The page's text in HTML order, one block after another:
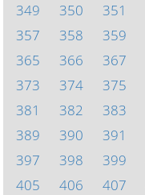
349
350 351
357
358 359
365
366 367
373
374 375
381
382 383
389
390 391
397
398 399
405
406 407